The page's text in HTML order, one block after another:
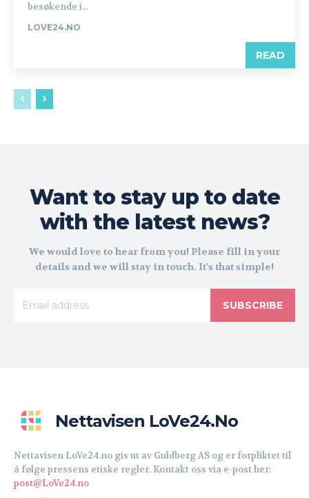
besøkende i...
LOVE24.NO
READ
Want to stay up to date
with the latest news?
We would love to hear from you! Please fill in your
details and we will stay in touch. It's that simple!
SUBSCRIBE
Nettavisen LoVe24.no
Nettavisen LoVe24.no gis ut av Guldberg AS og er forpliktet til
å følge pressens etiske regler. Kontakt oss via e-post her:
post@LoVe24.no